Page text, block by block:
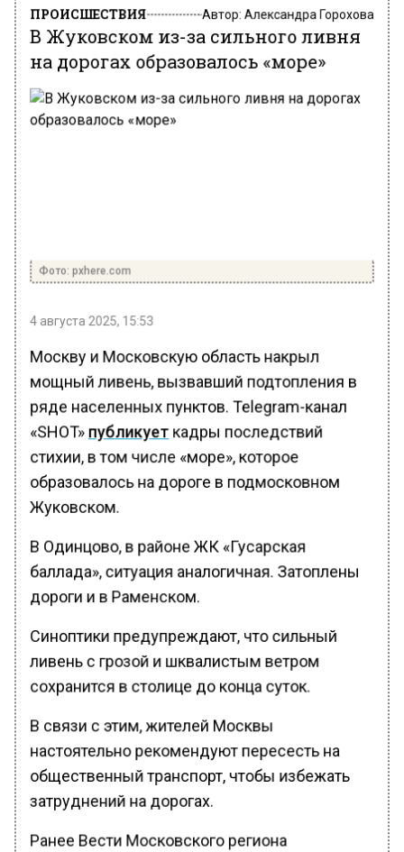
ПРОИСШЕСТВИЯ Автор: Александра Горохова
В Жуковском из-за сильного ливня
на дорогах образовалось «море»
Фото: pxhere.com
4 августа 2025, 15:53
Москву и Московскую область накрыл
мощный ливень, вызвавший подтопления в
ряде населенных пунктов. Telegram-канал
«SHOT»публикуеткадры последствий
стихии, в том числе «море», которое
образовалось на дороге в подмосковном
Жуковском.
В Одинцово, в районе ЖК «Гусарская
баллада», ситуация аналогичная. Затоплены
дороги и в Раменском.
Синоптики предупреждают, что сильный
ливень с грозой и шквалистым ветром
сохранится в столице до конца суток.
В связи с этим, жителей Москвы
настоятельно рекомендуют пересесть на
общественный транспорт, чтобы избежать
затруднений на дорогах.
Ранее Вести Московского региона